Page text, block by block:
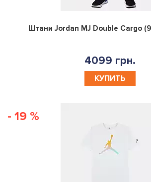
Штани Jordan MJ Double Cargo
4099 грн.
КУПИТЬ
- 19 %